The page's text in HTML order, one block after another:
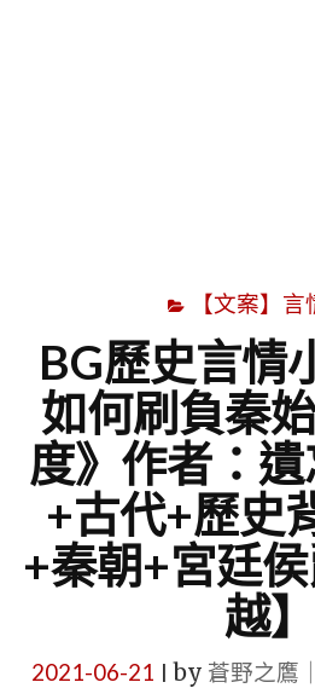
【文案】
BG歷史言情
如何刷負秦
度》作者：
+古代+歷史
+秦朝+宮廷
越】
2021-06-21 by 蒼野之鷹